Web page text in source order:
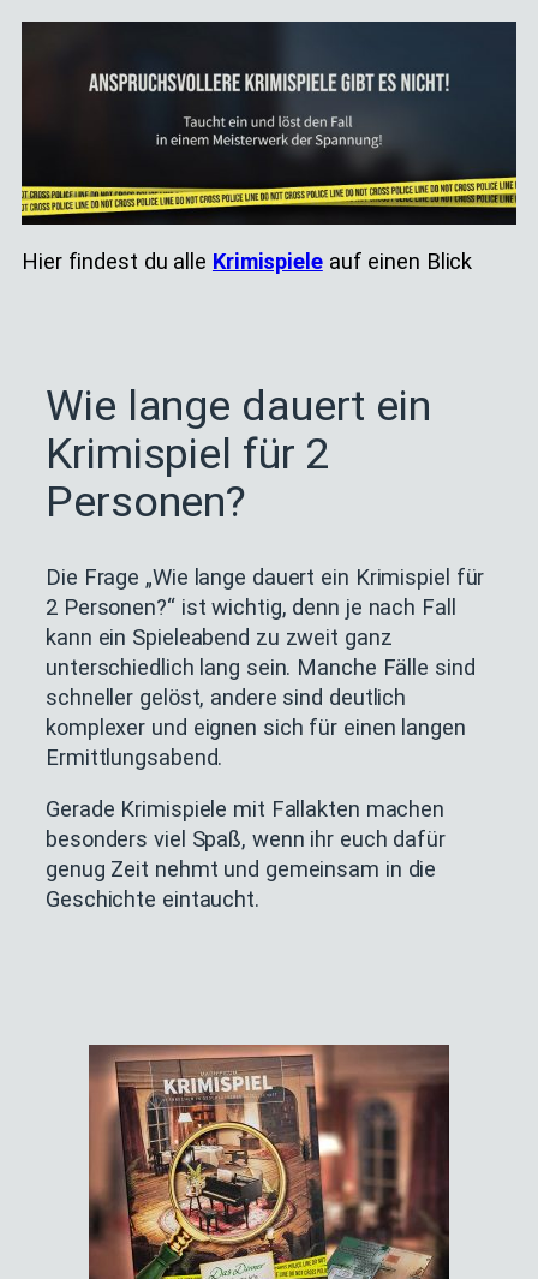
Hier findest du alle Krimispieleauf einen Blick
Wie lange dauert ein
Krimispiel für 2
Personen?
Die Frage „Wie lange dauert ein Krimispiel für
2 Personen?“ ist wichtig, denn je nach Fall
kann ein Spieleabend zu zweit ganz
unterschiedlich lang sein. Manche Fälle sind
schneller gelöst, andere sind deutlich
komplexer und eignen sich für einen langen
Ermittlungsabend.
Gerade Krimispiele mit Fallakten machen
besonders viel Spaß, wenn ihr euch dafür
genug Zeit nehmt und gemeinsam in die
Geschichte eintaucht.